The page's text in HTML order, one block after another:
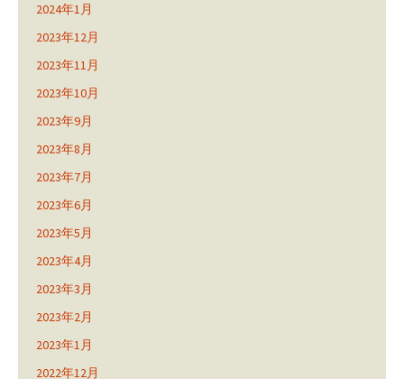
2024年1月
2023年12月
2023年11月
2023年10月
2023年9月
2023年8月
2023年7月
2023年6月
2023年5月
2023年4月
2023年3月
2023年2月
2023年1月
2022年12月